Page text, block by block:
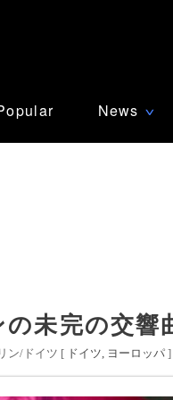
News ∨
未完の交響
ン/ドイツ [ ドイツ ヨーロッパ ]